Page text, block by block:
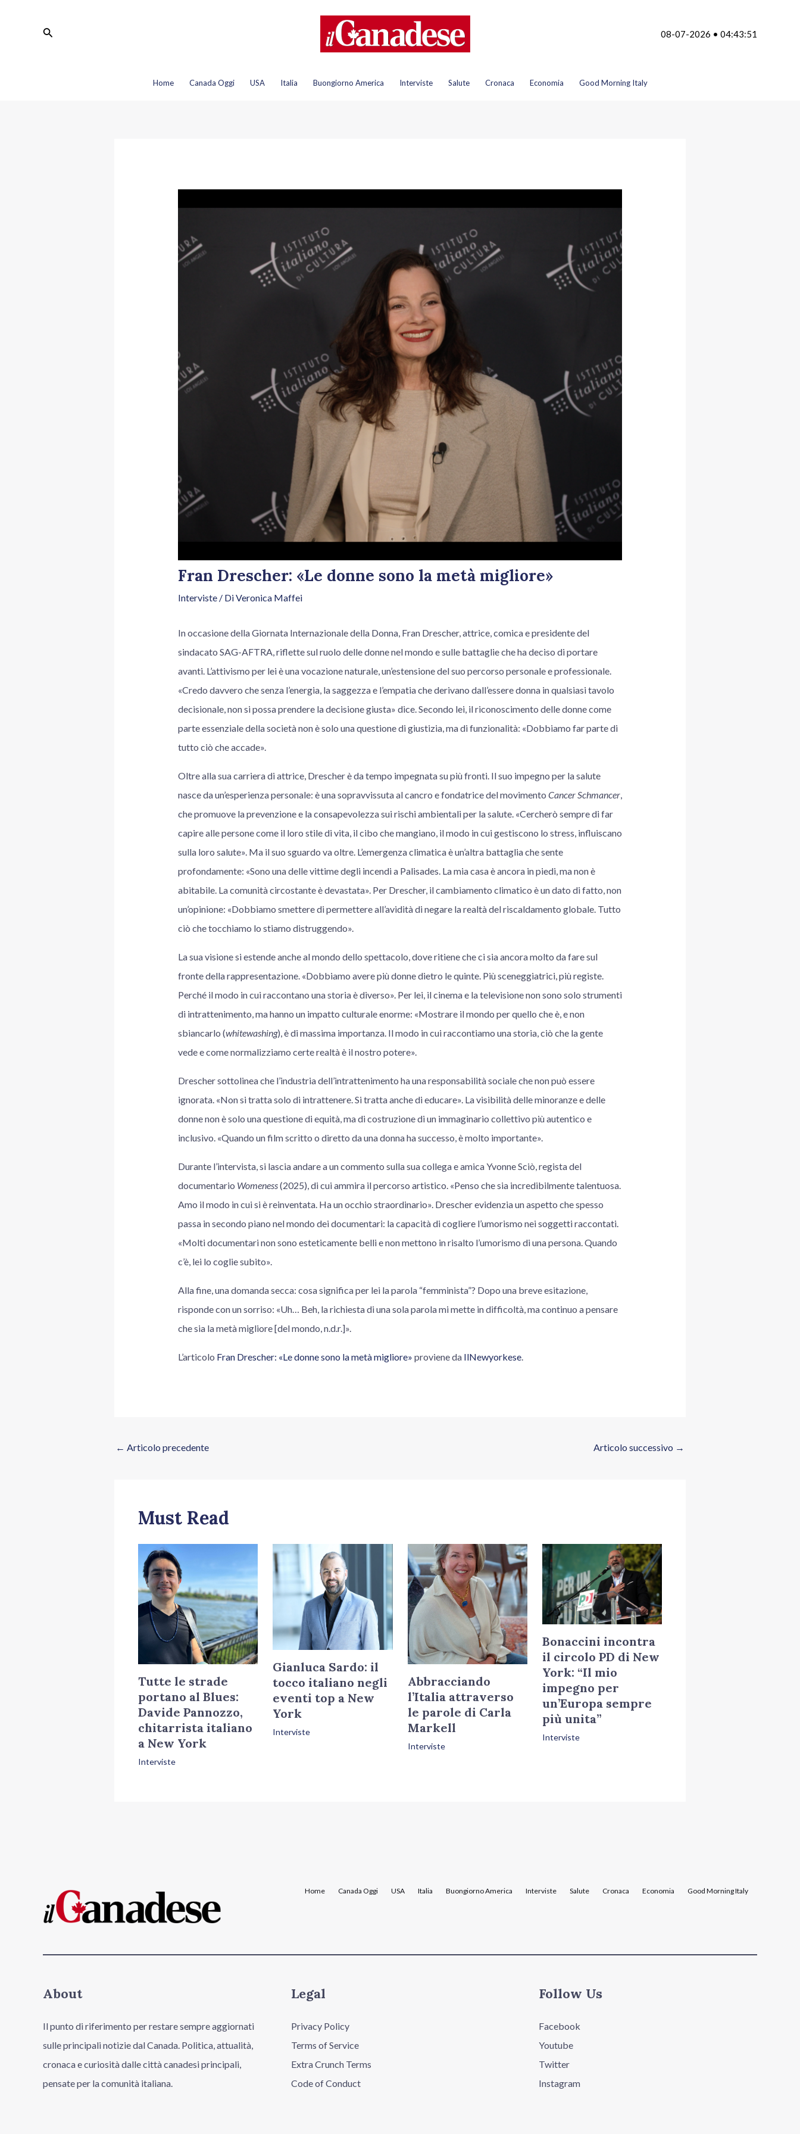
Cerca 08-07-2026 • 04:43:51
Home Canada Oggi USA Italia Buongiorno America Interviste Salute Cronaca Economia Good Morning Italy
Fran Drescher: «Le donne sono la metà migliore»
Interviste/ DiVeronica Maffei
In occasione della Giornata Internazionale della Donna, Fran Drescher, attrice, comica e presidente del
sindacato SAG-AFTRA, riflette sul ruolo delle donne nel mondo e sulle battaglie che ha deciso di portare
avanti. L’attivismo per lei è una vocazione naturale, un’estensione del suo percorso personale e professionale.
«Credo davvero che senza l’energia, la saggezza e l’empatia che derivano dall’essere donna in qualsiasi tavolo
decisionale, non si possa prendere la decisione giusta» dice. Secondo lei, il riconoscimento delle donne come
parte essenziale della società non è solo una questione di giustizia, ma di funzionalità: «Dobbiamo far parte di
tutto ciò che accade».
Oltre alla sua carriera di attrice, Drescher è da tempo impegnata su più fronti. Il suo impegno per la salute
nasce da un’esperienza personale: è una sopravvissuta al cancro e fondatrice del movimento Cancer Schmancer,
che promuove la prevenzione e la consapevolezza sui rischi ambientali per la salute. «Cercherò sempre di far
capire alle persone come il loro stile di vita, il cibo che mangiano, il modo in cui gestiscono lo stress, influiscano
sulla loro salute». Ma il suo sguardo va oltre. L’emergenza climatica è un’altra battaglia che sente
profondamente: «Sono una delle vittime degli incendi a Palisades. La mia casa è ancora in piedi, ma non è
abitabile. La comunità circostante è devastata». Per Drescher, il cambiamento climatico è un dato di fatto, non
un’opinione: «Dobbiamo smettere di permettere all’avidità di negare la realtà del riscaldamento globale. Tutto
ciò che tocchiamo lo stiamo distruggendo».
La sua visione si estende anche al mondo dello spettacolo, dove ritiene che ci sia ancora molto da fare sul
fronte della rappresentazione. «Dobbiamo avere più donne dietro le quinte. Più sceneggiatrici, più registe.
Perché il modo in cui raccontano una storia è diverso». Per lei, il cinema e la televisione non sono solo strumenti
di intrattenimento, ma hanno un impatto culturale enorme: «Mostrare il mondo per quello che è, e non
sbiancarlo (whitewashing), è di massima importanza. Il modo in cui raccontiamo una storia, ciò che la gente
vede e come normalizziamo certe realtà è il nostro potere».
Drescher sottolinea che l’industria dell’intrattenimento ha una responsabilità sociale che non può essere
ignorata. «Non si tratta solo di intrattenere. Si tratta anche di educare». La visibilità delle minoranze e delle
donne non è solo una questione di equità, ma di costruzione di un immaginario collettivo più autentico e
inclusivo. «Quando un film scritto o diretto da una donna ha successo, è molto importante».
Durante l’intervista, si lascia andare a un commento sulla sua collega e amica Yvonne Sciò, regista del
documentario Womeness(2025), di cui ammira il percorso artistico. «Penso che sia incredibilmente talentuosa.
Amo il modo in cui si è reinventata. Ha un occhio straordinario». Drescher evidenzia un aspetto che spesso
passa in secondo piano nel mondo dei documentari: la capacità di cogliere l’umorismo nei soggetti raccontati.
«Molti documentari non sono esteticamente belli e non mettono in risalto l’umorismo di una persona. Quando
c’è, lei lo coglie subito».
Alla fine, una domanda secca: cosa significa per lei la parola “femminista”? Dopo una breve esitazione,
risponde con un sorriso: «Uh… Beh, la richiesta di una sola parola mi mette in difficoltà, ma continuo a pensare
che sia la metà migliore [del mondo, n.d.r.]».
L’articolo Fran Drescher: «Le donne sono la metà migliore» proviene da IlNewyorkese.
← Articolo precedente Articolo successivo →
Must Read
Tutte le strade
portano al Blues:
Davide Pannozzo,
chitarrista italiano
a New York
Interviste
Gianluca Sardo: il
tocco italiano negli
eventi top a New
York
Interviste
Abbracciando
l’Italia attraverso
le parole di Carla
Markell
Interviste
Bonaccini incontra
il circolo PD di New
York: “Il mio
impegno per
un’Europa sempre
più unita”
Interviste
Home Canada Oggi USA Italia Buongiorno America Interviste Salute Cronaca Economia Good Morning Italy
About
Il punto di riferimento per restare sempre aggiornati
sulle principali notizie dal Canada. Politica, attualità,
cronaca e curiosità dalle città canadesi principali,
pensate per la comunità italiana.
Legal
Privacy Policy
Terms of Service
Extra Crunch Terms
Code of Conduct
Follow Us
Facebook
Youtube
Twitter
Instagram